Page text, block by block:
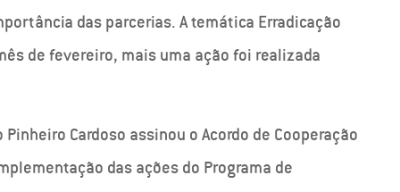
das parcerias. A temática Erradicação
de fevereiro, mais uma ação foi realizada
Cardoso assinou o Acordo de Cooperação
das ações do Programa de